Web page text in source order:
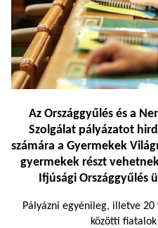
Az Országgyűlés és a
Szolgálat pályázatot
számára a Gyermekek
gyermekek részt
Ifjúsági Országgyűlés
Pályázni egyénileg, illetve
közötti